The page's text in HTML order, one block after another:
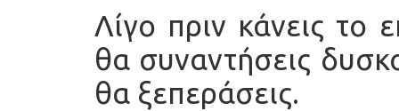
Λίγο πριν κάνεις
θα συναντήσεις
θα ξεπεράσεις.